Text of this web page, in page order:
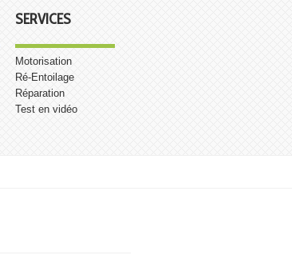
SERVICES
Motorisation
Ré-Entoilage
Réparation
Test en vidéo